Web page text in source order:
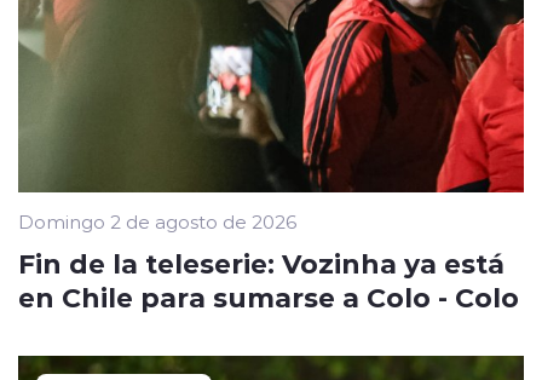
Domingo 2 de agosto de 2026
Fin de la teleserie: Vozinha ya está
en Chile para sumarse a Colo - Colo